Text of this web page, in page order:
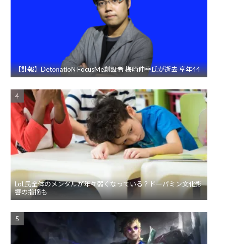
【訃報】DetonatioN FocusMe創設者 梅崎伸幸氏が逝去 享年44
LoL民全体のメンタルが年々弱くなっている？ドーパミン文化影
響の指摘も